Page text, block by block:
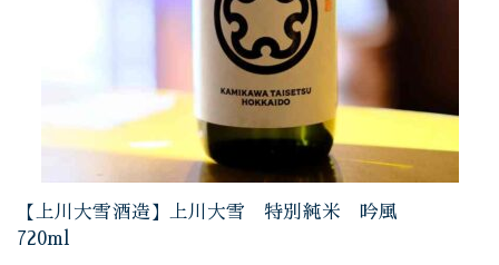
【上川大雪酒造】上川大雪 特別純米 吟風
720ml